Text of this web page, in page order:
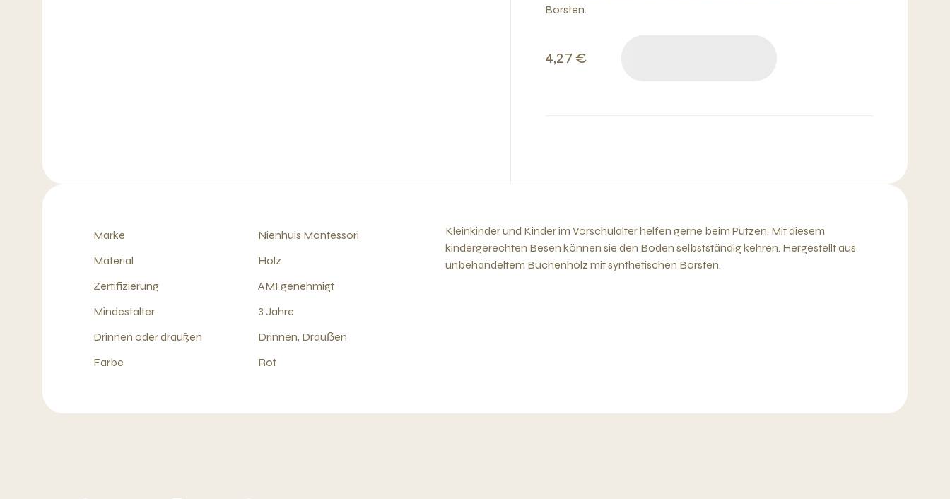
Borsten.
4,27 €
Marke
Nienhuis Montessori
Material
Holz
Zertifizierung
AMI genehmigt
Mindestalter
3 Jahre
Drinnen oder draußen
Drinnen, Drauẞen
Farbe
Rot
Kleinkinder und Kinder im Vorschulalter helfen gerne beim Putzen. Mit diesem
kinder­gerechten Besen können sie den Boden selbstständig kehren. Hergestellt aus
unbehandeltem Buchenholz mit synthetischen Borsten.